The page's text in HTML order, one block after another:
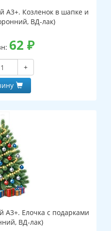
А3+. Козленок в шапке и
ВД-лак)
62 ₽
+
А3+. Елочка с подарками
ВД-лак)